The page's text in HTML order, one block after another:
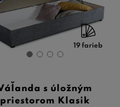
19 farieb
s úložným
priestorom Klasik